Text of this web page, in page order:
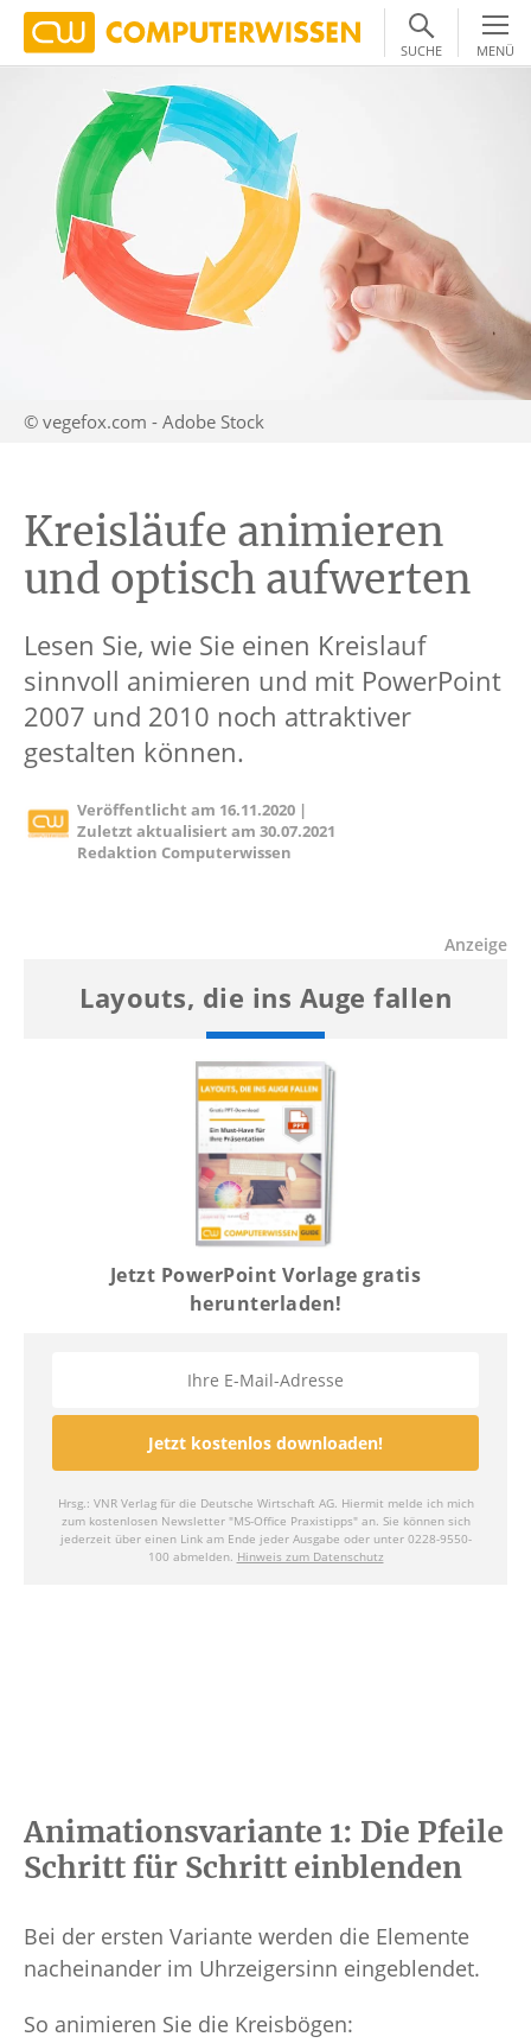
SUCHE MENÜ
© vegefox.com - Adobe Stock
Kreisläufe animieren
und optisch aufwerten
Lesen Sie, wie Sie einen Kreislauf
sinnvoll animieren und mit PowerPoint
2007 und 2010 noch attraktiver
gestalten können.
Veröffentlicht am 16.11.2020 |
Zuletzt aktualisiert am30.07.2021
Redaktion Computerwissen
Animationsvariante 1: Die Pfeile
Schritt für Schritt einblenden
Bei der ersten Variante werden die Elemente
nacheinander im Uhrzeigersinn eingeblendet.
So animieren Sie die Kreisbögen: